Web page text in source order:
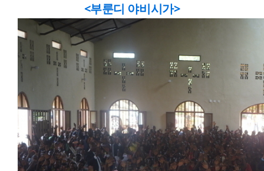
<부룬디 야비시가>